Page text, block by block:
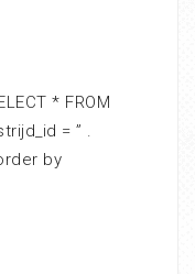
* FROM
= ” .
by